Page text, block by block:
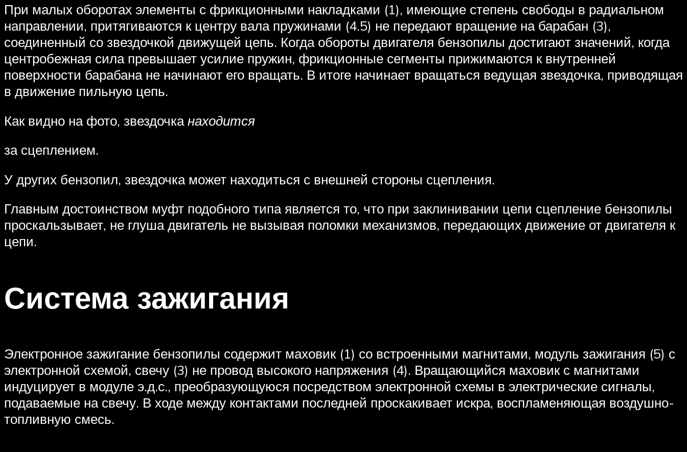
При малых оборотах элементы с фрикционными накладками (1), имеющие степень свободы в радиальном
направлении, притягиваются к центру вала пружинами (4.5) не передают вращение на барабан (3),
соединенный со звездочкой движущей цепь. Когда обороты двигателя бензопилы достигают значений, когда
центробежная сила превышает усилие пружин, фрикционные сегменты прижимаются к внутренней
поверхности барабана не начинают его вращать. В итоге начинает вращаться ведущая звездочка, приводящая
в движение пильную цепь.
Как видно на фото, звездочканаходится
за сцеплением.
У других бензопил, звездочка может находиться с внешней стороны сцепления.
Главным достоинством муфт подобного типа является то, что при заклинивании цепи сцепление бензопилы
проскальзывает, не глуша двигатель не вызывая поломки механизмов, передающих движение от двигателя к
цепи.
Система зажигания
Электронное зажигание бензопилы содержит маховик (1) со встроенными магнитами, модуль зажигания (5) с
электронной схемой, свечу (3) не провод высокого напряжения (4). Вращающийся маховик с магнитами
индуцирует в модуле э.д.с., преобразующуюся посредством электронной схемы в электрические сигналы,
подаваемые на свечу. В ходе между контактами последней проскакивает искра, воспламеняющая воздушно-
топливную смесь.